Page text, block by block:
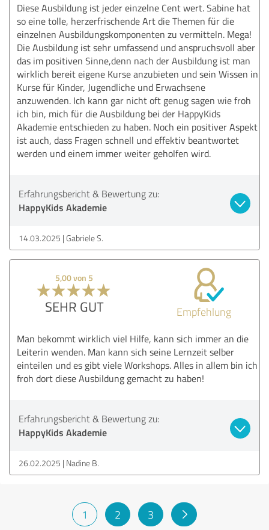
Diese Ausbildung ist jeder einzelne Cent wert. Sabine hat
so eine tolle, herzerfrischende Art die Themen für die
einzelnen Ausbildungskomponenten zu vermitteln. Mega!
Die Ausbildung ist sehr umfassend und anspruchsvoll aber
das im positiven Sinne,denn nach der Ausbildung ist man
wirklich bereit eigene Kurse anzubieten und sein Wissen in
Kurse für Kinder, Jugendliche und Erwachsene
anzuwenden. Ich kann gar nicht oft genug sagen wie froh
ich bin, mich für die Ausbildung bei der HappyKids
Akademie entschieden zu haben. Noch ein positiver Aspekt
ist auch, dass Fragen schnell und effektiv beantwortet
werden und einem immer weiter geholfen wird.
Erfahrungsbericht & Bewertung zu:
HappyKids Akademie
14.03.2025 Gabriele S.
5,00 von 5
SEHR GUT Empfehlung
Man bekommt wirklich viel Hilfe, kann sich immer an die
Leiterin wenden. Man kann sich seine Lernzeit selber
einteilen und es gibt viele Workshops. Alles in allem bin ich
froh dort diese Ausbildung gemacht zu haben!
Erfahrungsbericht & Bewertung zu:
HappyKids Akademie
26.02.2025 Nadine B.
1 2 3